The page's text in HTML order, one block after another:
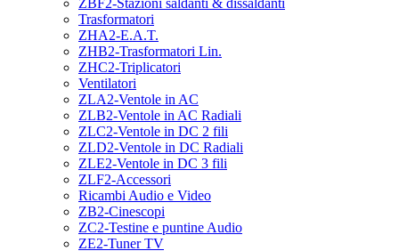
ZBF2-Stazioni saldanti & dissaldanti
Trasformatori
ZHA2-E.A.T.
ZHB2-Trasformatori Lin.
ZHC2-Triplicatori
Ventilatori
ZLA2-Ventole in AC
ZLB2-Ventole in AC Radiali
ZLC2-Ventole in DC 2 fili
ZLD2-Ventole in DC Radiali
ZLE2-Ventole in DC 3 fili
ZLF2-Accessori
Ricambi Audio e Video
ZB2-Cinescopi
ZC2-Testine e puntine Audio
ZE2-Tuner TV